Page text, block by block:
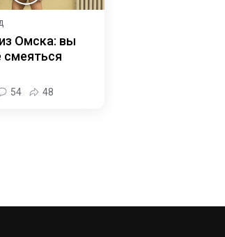
Омска: вы
смеяться
54 48